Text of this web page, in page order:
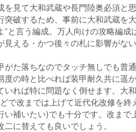
を見て大和武蔵や長門陸奥必須と
破するため、事前に大和武蔵を
と言う編成。万人向けの攻略編
える・かつ後々の札に影響がな
た落ちなのでタッチ無しでも普
度の時と比べれば装甲耐久共に遥
れば特に問題なく倒せます。大
で改までは上げて近代化改修を
補いたい)でも十分です。改ま
に替えても良いでしょう。